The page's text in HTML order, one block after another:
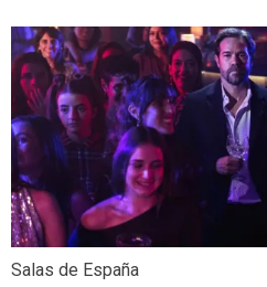
Salas de España